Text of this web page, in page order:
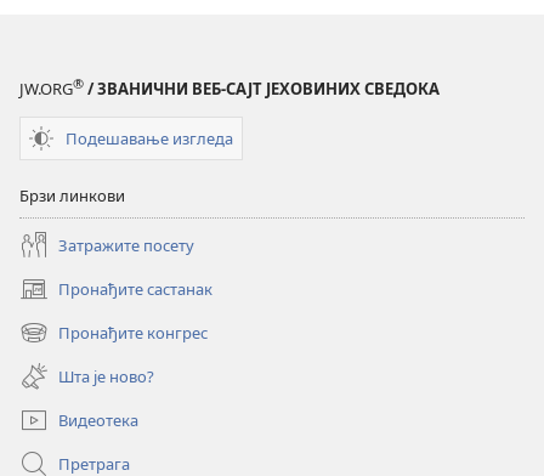
JW.ORG® / ЗВАНИЧНИ ВЕБ-САЈТ ЈЕХОВИНИХ СВЕДОКА
Подешавање изгледа
Брзи линкови
Затражите посету
Пронађите састанак
(отвара
нови
прозор)
Пронађите конгрес
(отвара
нови
прозор)
Шта је ново?
Видеотека
Претрага